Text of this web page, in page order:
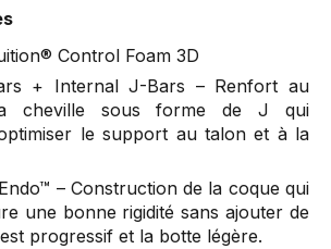
Control Foam 3D
+ Internal J-Bars – Renfort au
cheville sous forme de J qui
le support au talon et à la
– Construction de la coque qui
une bonne rigidité sans ajouter de
progressif et la botte légère.